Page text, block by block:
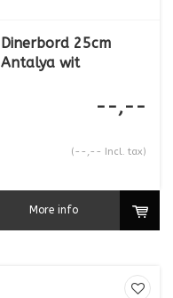
Dinerbord 25cm
Antalya wit
--,--
(--,-- Incl. tax)
More info